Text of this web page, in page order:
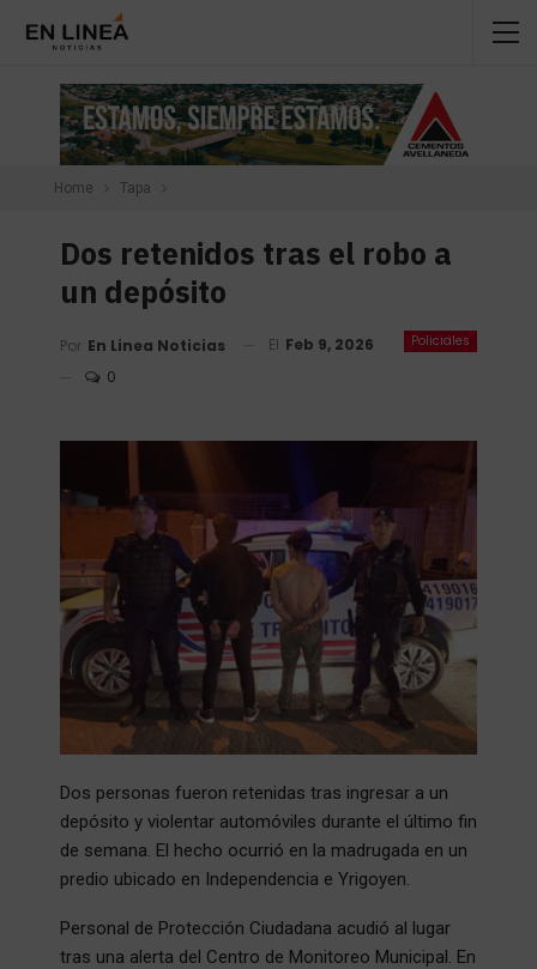
Home Tapa
Dos retenidos tras el robo a
un depósito
Policiales
Por En Linea Noticias El Feb 9, 2026
0
Dos personas fueron retenidas tras ingresar a un
depósito y violentar automóviles durante el último fin
de semana. El hecho ocurrió en la madrugada en un
predio ubicado en Independencia e Yrigoyen.
Personal de Protección Ciudadana acudió al lugar
tras una alerta del Centro de Monitoreo Municipal. En